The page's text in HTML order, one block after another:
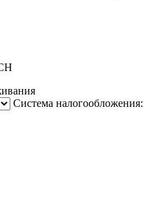
Система налогообложения: